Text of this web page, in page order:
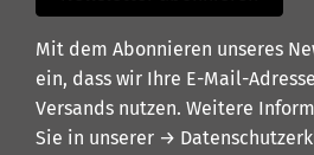
Mit dem Abonnieren unseres
ein, dass wir Ihre E-Mail-
Versands nutzen. Weitere
Sie in unserer →